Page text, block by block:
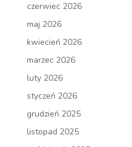
czerwiec 2026
maj 2026
kwiecień 2026
marzec 2026
luty 2026
styczeń 2026
grudzień 2025
listopad 2025